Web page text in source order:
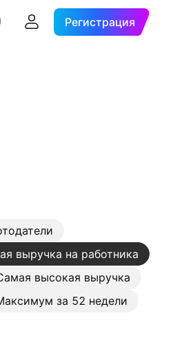
Регистрация
выручка на работника
высокая выручка
за 52 недели